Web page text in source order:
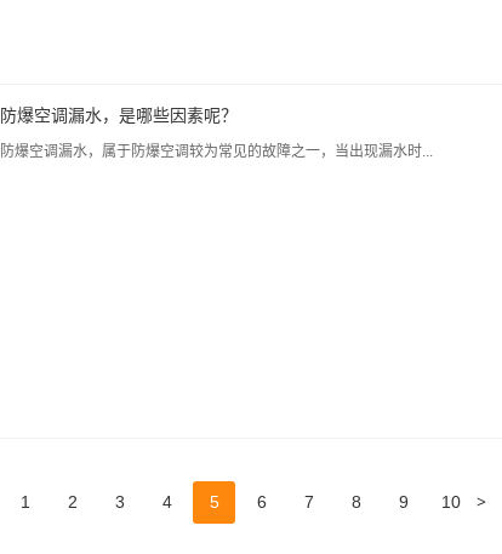
防爆空调漏水，是哪些因素呢？
防爆空调漏水，属于防爆空调较为常见的故障之一，当出现漏水时...
1 2 3 4 5 6 7 8 9 10 >